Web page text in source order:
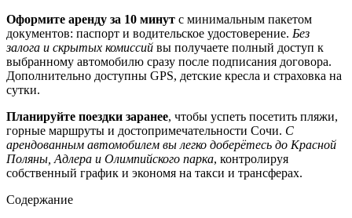
Оформите аренду за 10 минут с минимальным пакетом
документов: паспорт и водительское удостоверение. Без
залога и скрытых комиссий вы получаете полный доступ к
выбранному автомобилю сразу после подписания договора.
Дополнительно доступны GPS, детские кресла и страховка на
сутки.
Планируйте поездки заранее, чтобы успеть посетить пляжи,
горные маршруты и достопримечательности Сочи. С
арендованным автомобилем вы легко доберётесь до Красной
Поляны, Адлера и Олимпийского парка, контролируя
собственный график и экономя на такси и трансферах.
Содержание